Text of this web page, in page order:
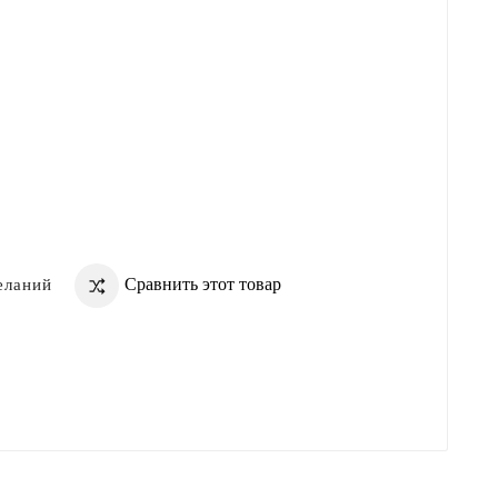
Сравнить этот товар